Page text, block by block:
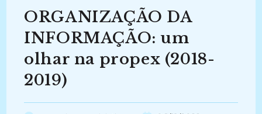
ORGANIZAÇÃO DA
INFORMAÇÃO: um
olhar na propex (2018-
2019)